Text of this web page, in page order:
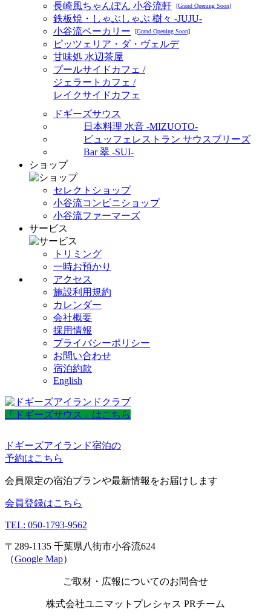
長崎風ちゃんぽん 小谷流軒 [Grand Opening Soon]
鉄板焼・しゃぶしゃぶ 樹々 -JUJU-
小谷流ベーカリー
[Grand Opening Soon]
ピッツェリア・ダ・ヴェルデ
甘味処 水辺茶屋
プールサイドカフェ /
ジェラートカフェ /
レイクサイドカフェ
ドギーズサウス
日本料理 水音 -MIZUOTO-
ビュッフェレストラン サウスブリーズ
Bar 翠 -SUI-
ショップ
セレクトショップ
小谷流コンビニショップ
小谷流ファーマーズ
サービス
トリミング
一時お預かり
アクセス
施設利用規約
カレンダー
会社概要
採用情報
プライバシーポリシー
お問い合わせ
宿泊約款
English
「ドギーズサウス」はこちら
ドギーズアイランド宿泊の
予約はこちら
会員限定の宿泊プランや最新情報をお届けします
会員登録はこちら
TEL: 050-1793-9562
〒289-1135 千葉県八街市小谷流624
（Google Map）
ご取材・広報についてのお問合せ
株式会社ユニマットプレシャス PRチーム